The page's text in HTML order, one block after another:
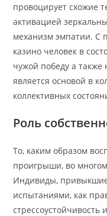
провоцирует схожие
активацией
механизм эмпатии. С
казино человек в
чужой победу а также
является основой в
коллективных
Роль
То, каким образом
проигрыши, во
Индивиды,
испытаниями, как